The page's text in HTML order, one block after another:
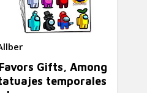
Gifts, Among
temporales